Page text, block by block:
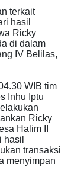
terkait
hasil
Ricky
di dalam
IV Belilas,
WIB tim
Inhu Iptu
Ricky
Halim II
hasil
transaksi
menyimpan